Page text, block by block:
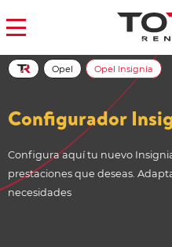
Configurador
Configura aquí tu nuevo
prestaciones que deseas.
necesidades
Opel Opel Insignia